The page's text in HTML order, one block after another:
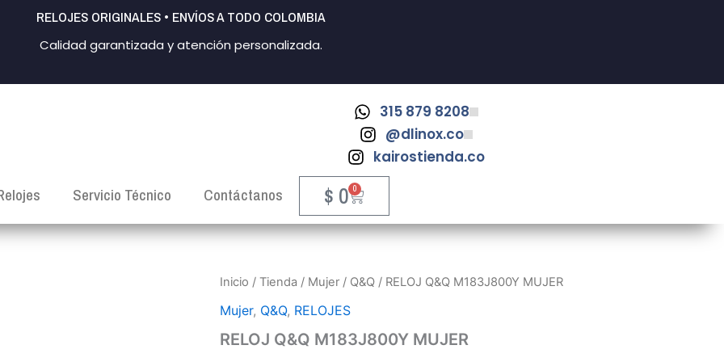
RELOJES ORIGINALES • ENVÍOS A TODO COLOMBIA
Calidad garantizada y atención personalizada.
315 879 8208
@dlinox.co
kairostienda.co
Servicio Técnico Contáctanos $ 0 0
CART
Inicio / Tienda / Mujer / Q&Q / RELOJ Q&Q M183J800Y MUJER
Mujer, Q&Q, RELOJES
RELOJ Q&Q M183J800Y MUJER
RELOJ
M183J800Y
cantidad